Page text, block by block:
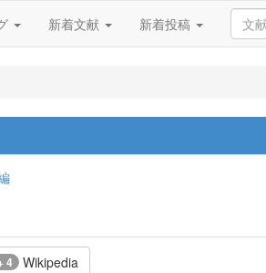
新着文献 新着投稿
4 Wikipedia